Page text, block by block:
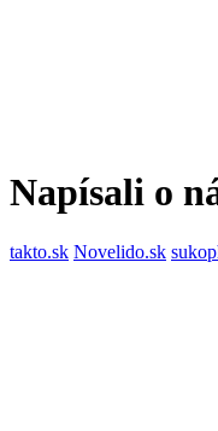
Napísali o
takto.sk Novelido.sk